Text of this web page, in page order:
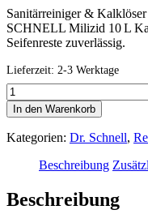
Sanitärreiniger &
SCHNELL Milizid 10 L
Seifenreste zuverlässig.
Lieferzeit: 2-3 Werktage
DR.
SCHNELL
Milizid
10L
Sanitärreiniger
Kalklöser
Menge
In den Warenkorb
Kategorien: Dr. Schnell,
Beschreibung
Beschreibung